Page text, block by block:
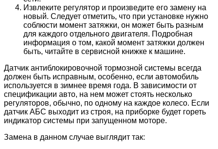
Извлеките регулятор и произведите его замену на
новый. Следует отметить, что при установке нужно
соблюсти момент затяжки, он может быть разным
для каждого отдельного двигателя. Подробная
информация о том, какой момент затяжки должен
быть, читайте в сервисной книжке к машине.
Датчик антиблокировочной тормозной системы всегда
должен быть исправным, особенно, если автомобиль
используется в зимнее время года. В зависимости от
спецификации авто, на нем может стоять несколько
регуляторов, обычно, по одному на каждое колесо. Если
датчик АБС выходит из строя, на приборке будет гореть
индикатор системы при запущенном моторе.
Замена в данном случае выглядит так: